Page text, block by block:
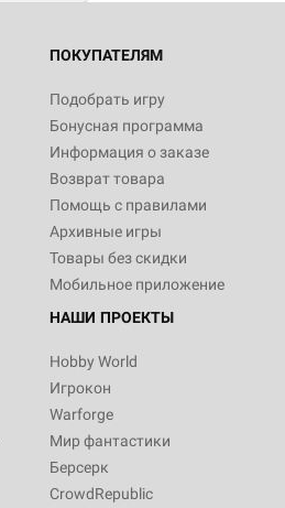
ПОКУПАТЕЛЯМ
Подобрать игру
Бонусная программа
Информация о заказе
Возврат товара
Помощь с правилами
Архивные игры
Товары без скидки
Мобильное приложение
НАШИ ПРОЕКТЫ
Hobby World
Игрокон
Warforge
Мир фантастики
Берсерк
CrowdRepublic